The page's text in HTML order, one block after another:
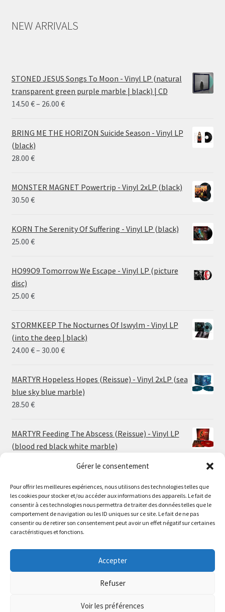
Gérer le consentement
Pour offrir les meilleures expériences, nous utilisons des technologies telles que
les cookies pour stocker et/ou accéder aux informations des appareils. Le fait de
consentir à ces technologies nous permettra de traiter des données telles que le
comportement de navigation ou les ID uniques sur ce site. Le fait de ne pas
consentir ou de retirer son consentement peut avoir un effet négatif sur certaines
caractéristiques et fonctions.
Accepter
Refuser
Voir les préférences
Le magasin de Lyon sera fermé du 30 juillet au 17 août
inclus. Les commandes seront expédiées à partir du 18
The physical record shop will be closed from july 30th to
august 17th included. Online orders will start shipping on
august 18th.
NEW ARRIVALS
STONED JESUS Songs To Moon - Vinyl LP (natural
transparent green purple marble | black) | CD
14.50 €– 26.00 €Price
14.50 €
BRING ME THE HORIZON Suicide Season - Vinyl LP
(black)
28.00 €
MONSTER MAGNET Powertrip - Vinyl 2xLP (black)
30.50 €
KORN The Serenity Of Suffering - Vinyl LP (black)
25.00 €
HO99O9 Tomorrow We Escape - Vinyl LP (picture
disc)
25.00 €
STORMKEEP The Nocturnes Of Iswylm - Vinyl LP
(into the deep | black)
24.00 €– 30.00 €Price
24.00 €
through
MARTYR Hopeless Hopes (Reissue) - Vinyl 2xLP (sea
blue sky blue marble)
28.50 €
MARTYR Feeding The Abscess (Reissue) - Vinyl LP
(blood red black white marble)
MARTYR Warp Zone (Reissue) - Vinyl LP (swamp
green orange marble)
23.00€